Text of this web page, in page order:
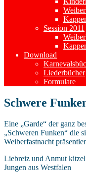
Session 2011
Download
Liederbücher
Formulare
Schwere
Eine „Garde“ der ganz
„Schweren Funken“ die
Weiberfastnacht
Liebreiz und Anmut
Jungen aus Westfalen